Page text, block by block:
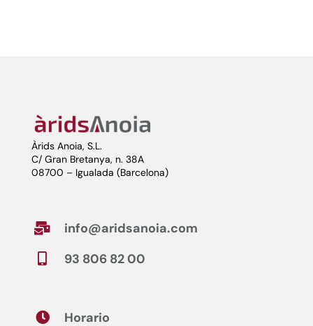
Àrids Anoia, S.L.
C/ Gran Bretanya, n. 38A
08700 – Igualada (Barcelona)
 info@aridsanoia.com
 93 806 82 00
 Horario